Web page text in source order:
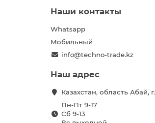
Наши контакты
Whatsapp
Мобильный
info@techno-trade.kz
Наш адрес
Казахстан, область
Пн-Пт 9-17
Сб 9-13